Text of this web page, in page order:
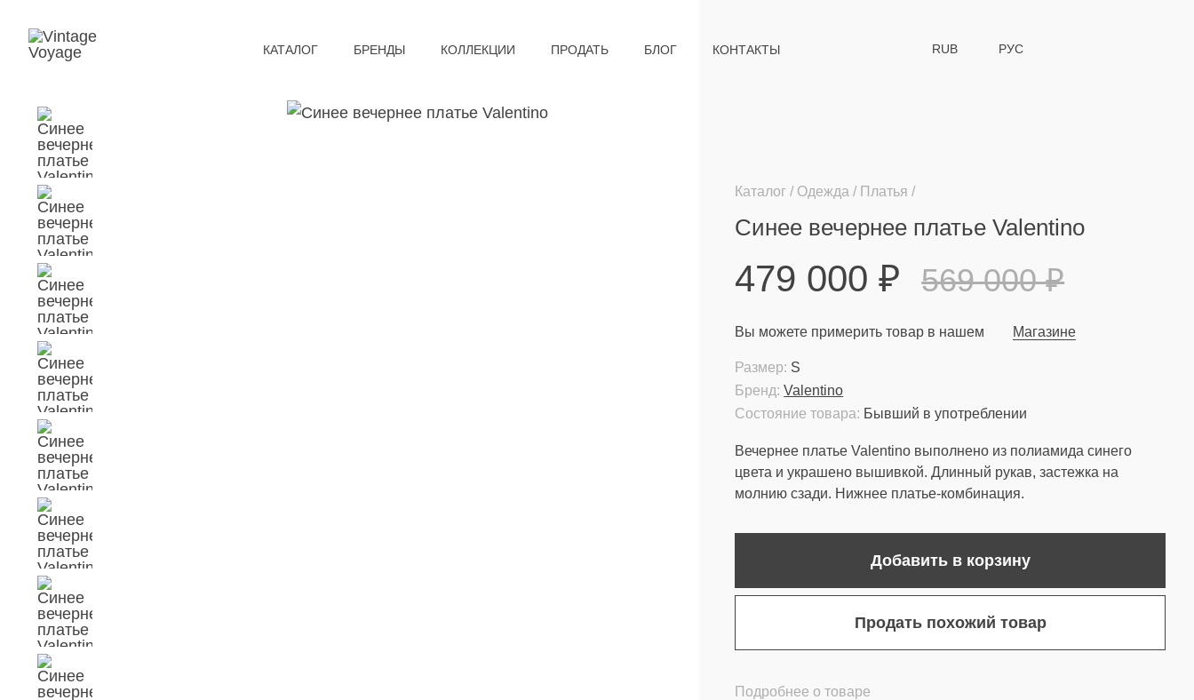
КАТАЛОГ БРЕНДЫ КОЛЛЕКЦИИ ПРОДАТЬ БЛОГ КОНТАКТЫ RUB РУС
Каталог Одежда Платья
Синее вечернее платье Valentino
479 000₽ 569 000₽
Вы можете примерить товар в нашем Магазине
Состояние товара: Бывший в употреблении
Бренд: Valentino
Размер: S
Вечернее платье Valentino выполнено из полиамида синего
цвета и украшено вышивкой. Длинный рукав, застежка на
молнию сзади. Нижнее платье-комбинация.
Добавить в корзину
Продать похожий товар
Подробнее о товаре